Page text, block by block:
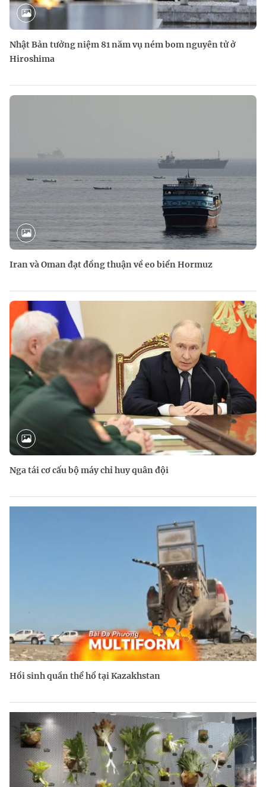
Nhật Bản tưởng niệm 81 năm vụ ném bom nguyên tử ở
Hiroshima
Iran và Oman đạt đồng thuận về eo biển Hormuz
Nga tái cơ cấu bộ máy chỉ huy quân đội
Hồi sinh quần thể hổ tại Kazakhstan